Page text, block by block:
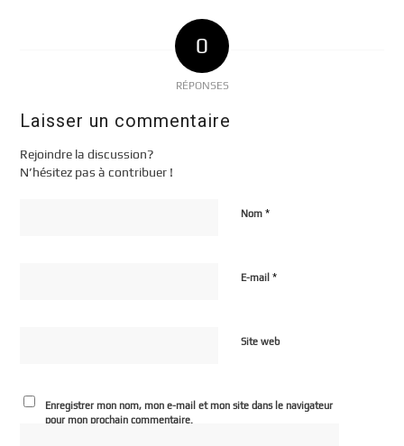
0
RÉPONSES
Laisser un commentaire
Rejoindre la discussion?
N’hésitez pas à contribuer !
Nom*
E-mail*
Site web
Enregistrer mon nom, mon e-mail et mon site dans le navigateur
pour mon prochain commentaire.